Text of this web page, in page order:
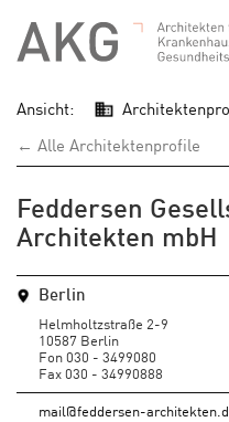
Ansicht:
← Alle Architektenprofile
Feddersen
Architekten mbH
Berlin
Helmholtzstraße 2-9
10587 Berlin
Fon 030 - 3499080
Fax 030 - 34990888
mail@feddersen-